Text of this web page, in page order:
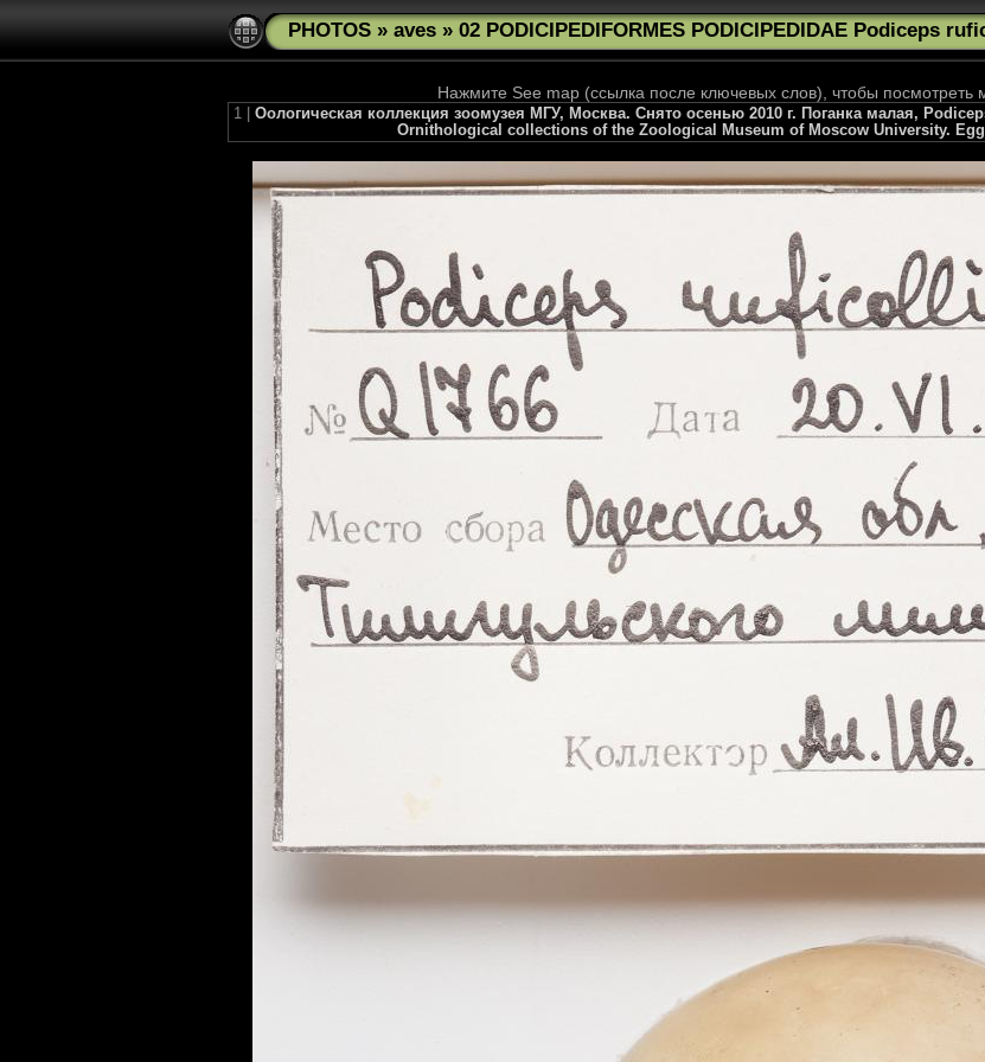
PHOTOS » aves » 02 PODICIPEDIFORMES PODICIPEDIDAE Podiceps
Нажмите See map (ссылка после ключевых слов), чтобы посмотреть
1 | Оологическая коллекция зоомузея МГУ, Москва. Снято осенью 2010 г. Поганка малая,
Ornithological collections of the Zoological Museum of Moscow University.